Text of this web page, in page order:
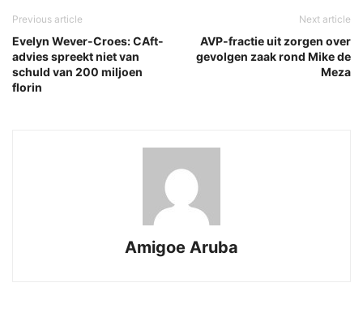
Previous article
Evelyn Wever-Croes: CAft-
advies spreekt niet van
schuld van 200 miljoen
florin
Next article
AVP-fractie uit zorgen over
gevolgen zaak rond Mike de
Meza
Amigoe Aruba